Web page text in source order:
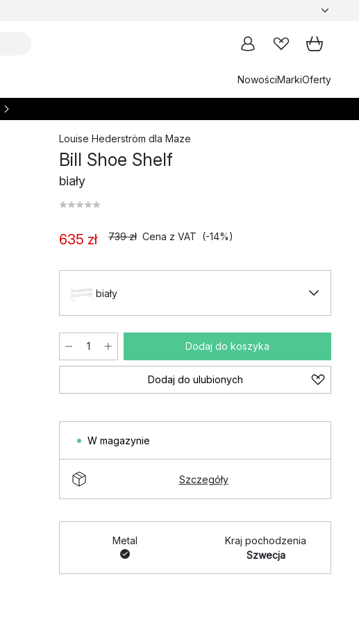
NowościMarkiOferty
Louise Hederström dla Maze
Bill Shoe Shelf
biały
635 zł 739 zł Cena z VAT (-14%)
biały
Dodaj do koszyka
Dodaj do ulubionych
W magazynie
Szczegóły
Metal
Kraj pochodzenia
Szwecja